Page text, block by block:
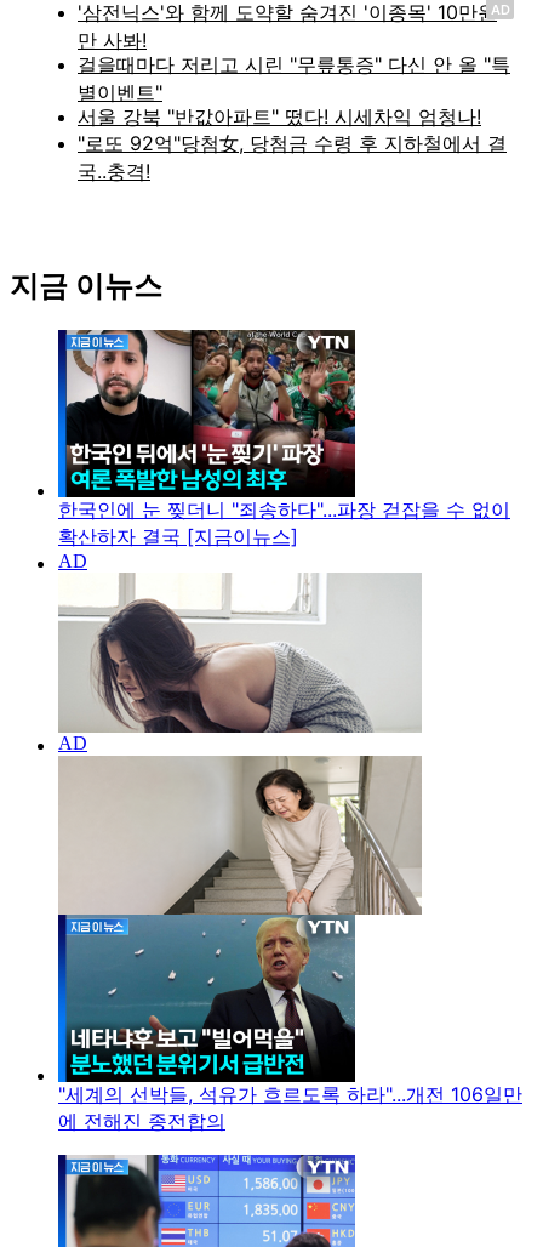
AD
지금 이뉴스
한국인에 눈 찢더니 "죄송하다"...파장 걷잡을 수 없이
확산하자 결국 [지금이뉴스]
"세계의 선박들, 석유가 흐르도록 하라"...개전 106일만
에 전해진 종전합의